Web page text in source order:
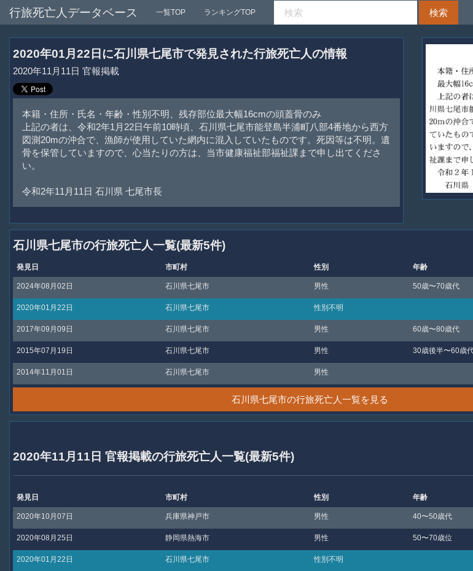
行旅死亡人データベース 一覧TOP ランキングTOP
2020年01月22日に石川県七尾市で発見された行旅死亡人の情報
2020年11月11日 官報掲載
本籍・住所・氏名・年齢・性別不明、残存部位最大幅16cmの頭蓋骨のみ
上記の者は、令和2年1月22日午前10時頃、石川県七尾市能登島半浦町八部4番地から西方
図測20mの沖合で、漁師が使用していた網内に混入していたものです。死因等は不明。遺
骨を保管していますので、心当たりの方は、当市健康福祉部福祉課まで申し出てくださ
い。
令和2年11月11日 石川県 七尾市長
石川県七尾市の行旅死亡人一覧(最新5件)
発見日 市町村 性別 年齢
2024年08月02日 石川県七尾市 男性 50歳〜70歳代
2020年01月22日 石川県七尾市 性別不明
2017年09月09日 石川県七尾市 男性 60歳〜80歳代
2015年07月19日 石川県七尾市 男性 30歳後半〜60歳
2014年11月01日 石川県七尾市 男性
石川県七尾市の行旅死亡人一覧を見る
2020年11月11日 官報掲載の行旅死亡人一覧(最新5件)
発見日 市町村 性別 年齢
2020年10月07日 兵庫県神戸市 男性 40〜50歳代
2020年08月25日 静岡県熱海市 男性 50〜70歳位
2020年01月22日 石川県七尾市 性別不明